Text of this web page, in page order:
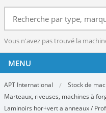
Vous n'avez pas trouvé la
MENU
APT International
Stock de
Marteaux, riveuses, machines à
Laminoirs hor+vert a anneaux /